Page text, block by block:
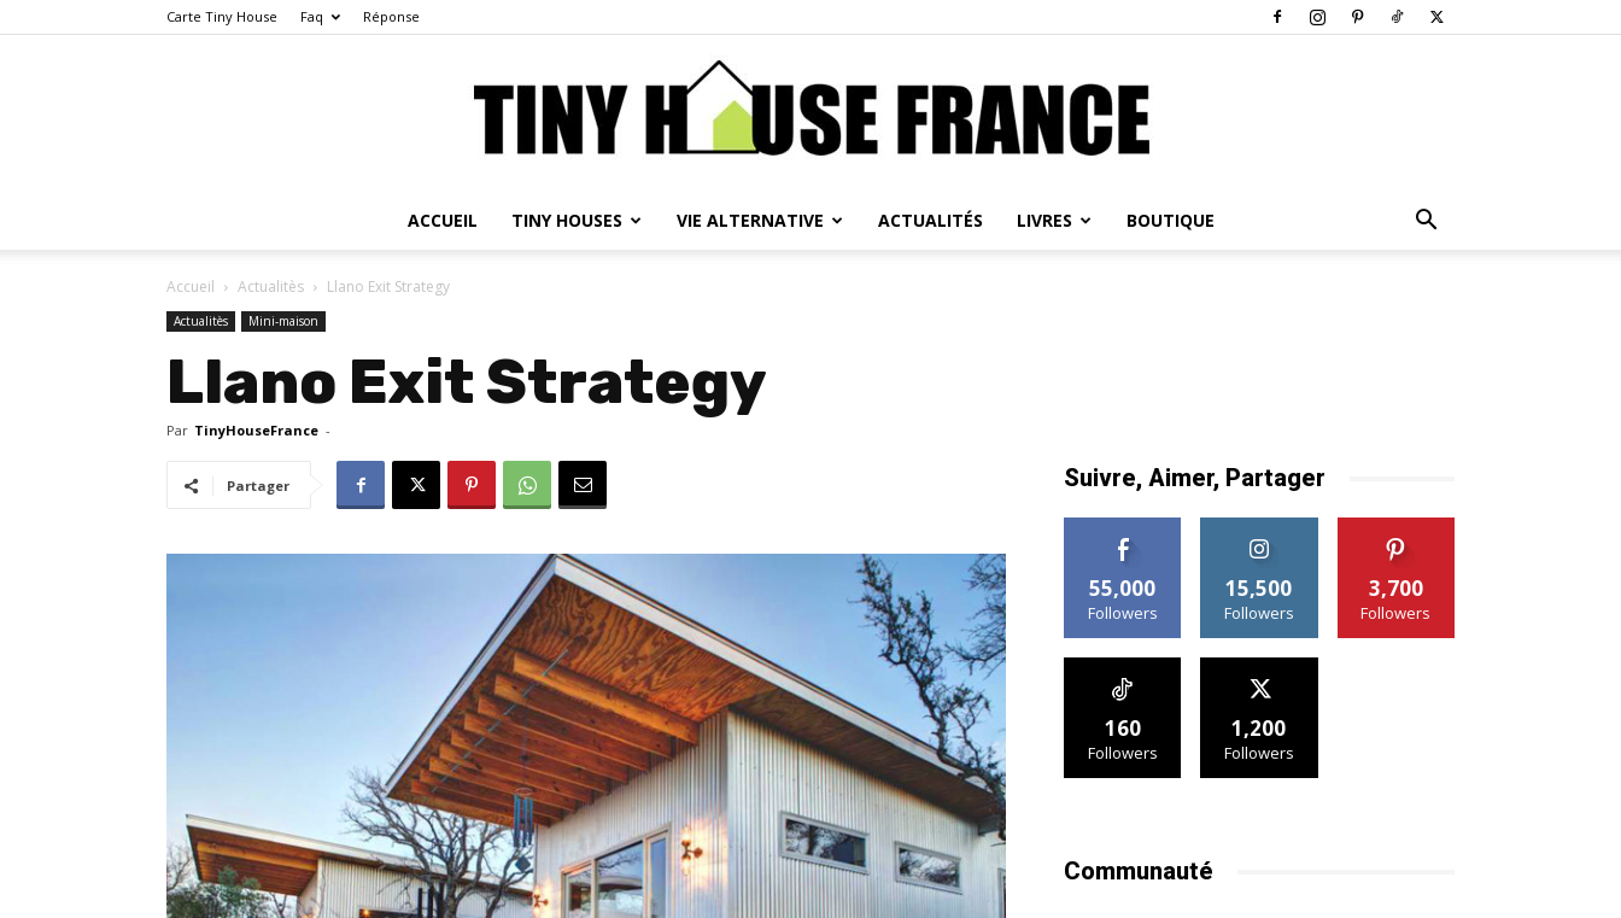
Carte Tiny House Faq Réponse
France
ACCUEIL TINY HOUSES VIE ALTERNATIVE ACTUALITÉS LIVRES BOUTIQUE
Accueil Actualitès Llano Exit Strategy
Actualitès Mini-maison
Llano Exit Strategy
Par TinyHouseFrance -
Partager Suivre, Aimer, Partager
55,000
Followers
15,500
Followers
3,700
Followers
160
Followers
1,200
Followers
Communauté